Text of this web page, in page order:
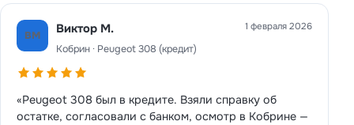
ВМ Виктор М.
Кобрин · Peugeot 308 (кредит)
1 февраля 2026
«Peugeot 308 был в кредите. Взяли справку об
остатке, согласовали с банком, осмотр в Кобрине —